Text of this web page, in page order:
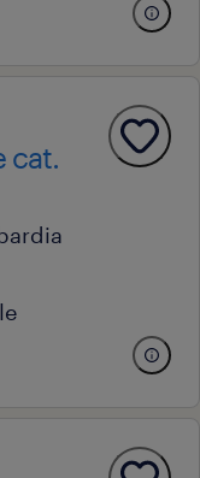
cat.